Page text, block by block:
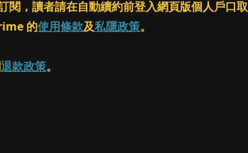
，讀者請在自動續約前登入網頁版個人戶口
的使用條款及私隱政策。
退款政策。